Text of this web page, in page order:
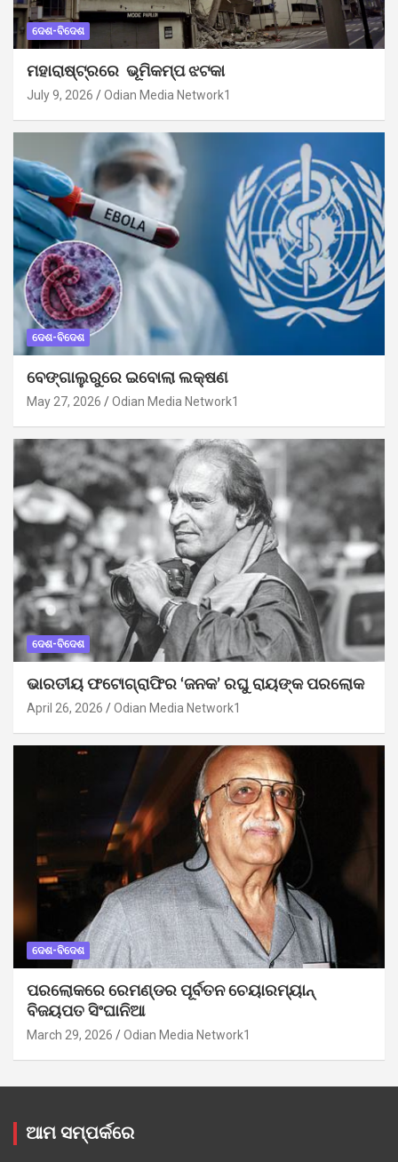
ଦେଶ-ବିଦେଶ
ମହାରାଷ୍ଟ୍ରରେ ଭୂମିକମ୍ପ ଝଟକା
July 9, 2026 Odian Media Network1
ଦେଶ-ବିଦେଶ
ବେଙ୍ଗାଲୁରୁରେ ଇବୋଲା ଲକ୍ଷଣ
May 27, 2026 Odian Media Network1
ଦେଶ-ବିଦେଶ
ଭାରତୀୟ ଫଟୋଗ୍ରାଫିର ‘ଜନକ’ ରଘୁ ରାୟଙ୍କ ପରଲୋକ
April 26, 2026 Odian Media Network1
ଦେଶ-ବିଦେଶ
ପରଲୋକରେ ରେମଣ୍ଡର ପୂର୍ବତନ ଚେୟାରମ୍ୟାନ୍
ବିଜୟପତ ସିଂଘାନିଆ
March 29, 2026 Odian Media Network1
ଆମ ସମ୍ପର୍କରେ